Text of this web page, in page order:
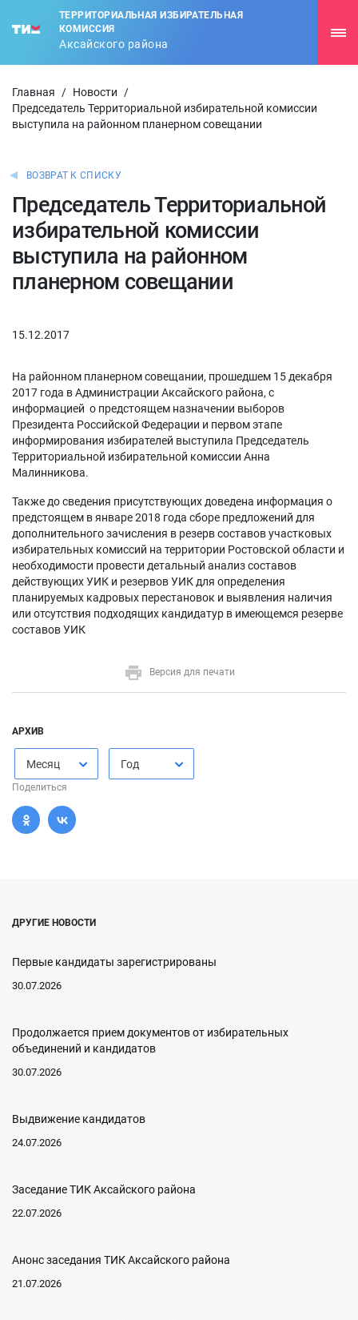
ТЕРРИТОРИАЛЬНАЯ ИЗБИРАТЕЛЬНАЯ
КОМИССИЯ
Аксайского района
Главная / Новости
/
Председатель Территориальной избирательной комиссии
выступила на районном планерном совещании
ВОЗВРАТ К СПИСКУ
Председатель Территориальной
избирательной комиссии
выступила на районном
планерном совещании
15.12.2017
На районном планерном совещании, прошедшем 15 декабря
2017 года в Администрации Аксайского района, с
информацией о предстоящем назначении выборов
Президента Российской Федерации и первом этапе
информирования избирателей выступила Председатель
Территориальной избирательной комиссии Анна
Малинникова.
Также до сведения присутствующих доведена информация о
предстоящем в январе 2018 года сборе предложений для
дополнительного зачисления в резерв составов участковых
избирательных комиссий на территории Ростовской области и
необходимости провести детальный анализ составов
действующих УИК и резервов УИК для определения
планируемых кадровых перестановок и выявления наличия
или отсутствия подходящих кандидатур в имеющемся резерве
составов УИК
Версия для печати
АРХИВ
Месяц Год
Поделиться
ДРУГИЕ НОВОСТИ
Первые кандидаты зарегистрированы
30.07.2026
Продолжается прием документов от избирательных
объединений и кандидатов
30.07.2026
Выдвижение кандидатов
24.07.2026
Заседание ТИК Аксайского района
22.07.2026
Анонс заседания ТИК Аксайского района
21.07.2026